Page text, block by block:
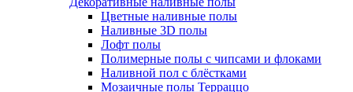
Цветные наливные полы
Наливные 3D полы
Лофт полы
Полимерные полы с чипсами и флоками
Наливной пол с блёстками
Мозаичные полы Терраццо